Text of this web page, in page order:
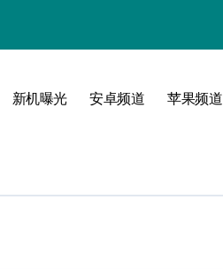
新机曝光 安卓频道 苹果频道